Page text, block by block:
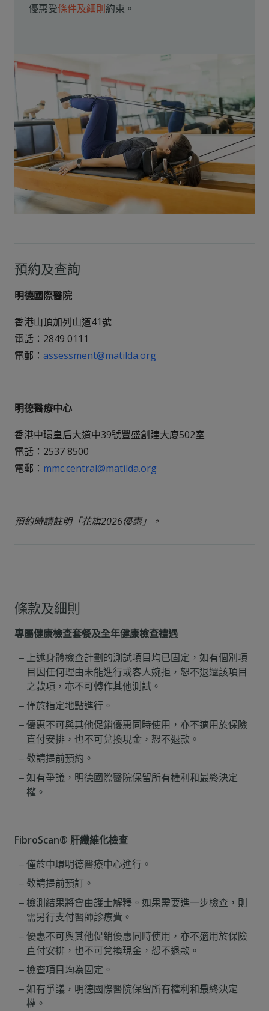
優惠受條件及細則約束。
預約及查詢
明德國際醫院
香港山頂加列山道41號
電話：2849 0111
電郵： assessment@matilda.org
明德醫療中心
香港中環皇后大道中39號豐盛創建大廈502室
電話：2537 8500
電郵： mmc.central@matilda.org
預約時請註明「花旗2026優惠」。
條款及細則
專屬健康檢查套餐及全年健康檢查禮遇
上述身體檢查計劃的測試項目均已固定，如有個別項
目因任何理由未能進行或客人婉拒，恕不退還該項目
之款項，亦不可轉作其他測試。
僅於指定地點進行。
優惠不可與其他促銷優惠同時使用，亦不適用於保險
直付安排，也不可兌換現金，恕不退款。
敬請提前預約。
如有爭議，明德國際醫院保留所有權利和最終決定
權。
FibroScan® 肝纖維化檢查
僅於中環明德醫療中心進行。
敬請提前預訂。
檢測結果將會由護士解釋。如果需要進一步檢查，則
需另行支付醫師診療費。
優惠不可與其他促銷優惠同時使用，亦不適用於保險
直付安排，也不可兌換現金，恕不退款。
檢查項目均為固定。
如有爭議，明德國際醫院保留所有權利和最終決定
權。